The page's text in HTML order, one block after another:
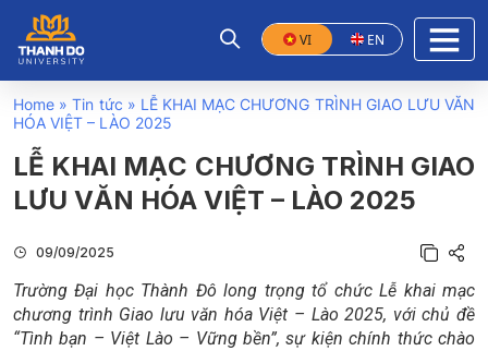
VI EN
Home »Tin tức » LỄ KHAI MẠC CHƯƠNG TRÌNH GIAO LƯU VĂN
HÓA VIỆT – LÀO 2025
LỄ KHAI MẠC CHƯƠNG TRÌNH GIAO
LƯU VĂN HÓA VIỆT – LÀO 2025
09/09/2025
Trường Đại học Thành Đô long trọng tổ chức Lễ khai mạc
chương trình Giao lưu văn hóa Việt – Lào 2025, với chủ đề
“Tình bạn – Việt Lào – Vững bền”, sự kiện chính thức chào